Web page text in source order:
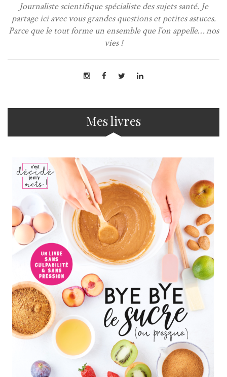
Journaliste scientifique spécialiste des sujets santé. Je
partage ici avec vous grandes questions et petites astuces.
Parce que le tout forme un ensemble que l’on appelle… nos
vies !
Mes livres